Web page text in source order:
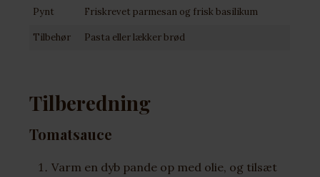
Pynt Friskrevet parmesan og frisk basilikum
Tilbehør Pasta eller lækker brød
Tilberedning
Tomatsauce
Varm en dyb pande op med olie, og tilsæt